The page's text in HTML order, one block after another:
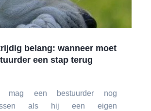
belang: wanneer moet
een stap terug
mag een bestuurder nog
als hij een eigen